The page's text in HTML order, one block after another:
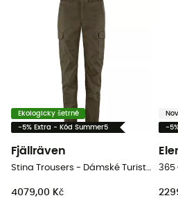
Ekologicky šetrné
-5% Extra - Kód Summer5
Fjällräven
Stina Trousers - Dámské Turistické kalhoty
4079,00 Kč
-